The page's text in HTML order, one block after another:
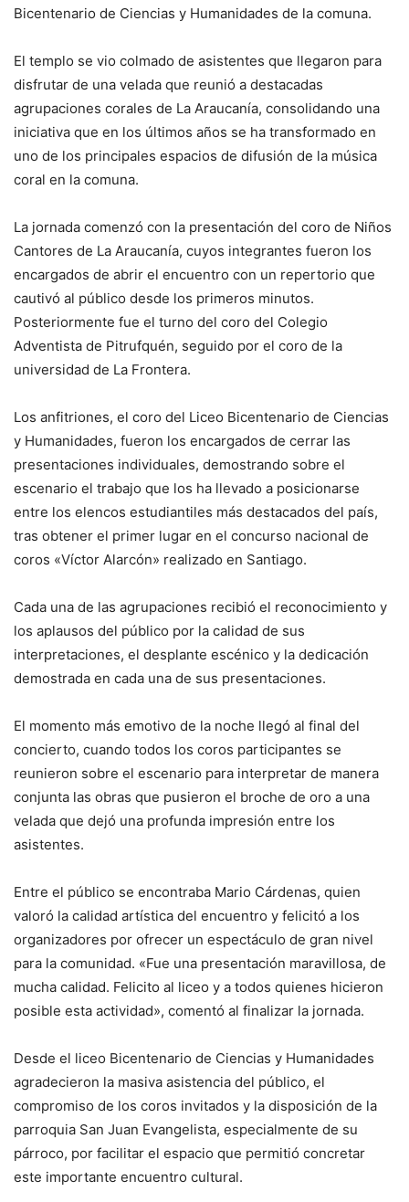
Bicentenario de Ciencias y Humanidades de la comuna.
El templo se vio colmado de asistentes que llegaron para
disfrutar de una velada que reunió a destacadas
agrupaciones corales de La Araucanía, consolidando una
iniciativa que en los últimos años se ha transformado en
uno de los principales espacios de difusión de la música
coral en la comuna.
La jornada comenzó con la presentación del coro de Niños
Cantores de La Araucanía, cuyos integrantes fueron los
encargados de abrir el encuentro con un repertorio que
cautivó al público desde los primeros minutos.
Posteriormente fue el turno del coro del Colegio
Adventista de Pitrufquén, seguido por el coro de la
universidad de La Frontera.
Los anfitriones, el coro del Liceo Bicentenario de Ciencias
y Humanidades, fueron los encargados de cerrar las
presentaciones individuales, demostrando sobre el
escenario el trabajo que los ha llevado a posicionarse
entre los elencos estudiantiles más destacados del país,
tras obtener el primer lugar en el concurso nacional de
coros «Víctor Alarcón» realizado en Santiago.
Cada una de las agrupaciones recibió el reconocimiento y
los aplausos del público por la calidad de sus
interpretaciones, el desplante escénico y la dedicación
demostrada en cada una de sus presentaciones.
El momento más emotivo de la noche llegó al final del
concierto, cuando todos los coros participantes se
reunieron sobre el escenario para interpretar de manera
conjunta las obras que pusieron el broche de oro a una
velada que dejó una profunda impresión entre los
asistentes.
Entre el público se encontraba Mario Cárdenas, quien
valoró la calidad artística del encuentro y felicitó a los
organizadores por ofrecer un espectáculo de gran nivel
para la comunidad. «Fue una presentación maravillosa, de
mucha calidad. Felicito al liceo y a todos quienes hicieron
posible esta actividad», comentó al finalizar la jornada.
Desde el liceo Bicentenario de Ciencias y Humanidades
agradecieron la masiva asistencia del público, el
compromiso de los coros invitados y la disposición de la
parroquia San Juan Evangelista, especialmente de su
párroco, por facilitar el espacio que permitió concretar
este importante encuentro cultural.